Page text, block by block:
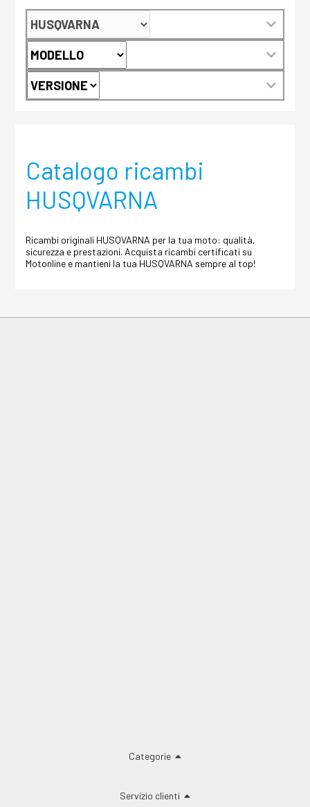
Catalogo ricambi
HUSQVARNA
Ricambi originali HUSQVARNA per la tua moto: qualità,
sicurezza e prestazioni. Acquista ricambi certificati su
Motonline e mantieni la tua HUSQVARNA sempre al top!
Categorie
Servizio clienti